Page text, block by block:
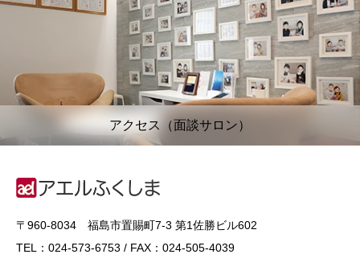
アクセス（面談サロン）
〒960-8034 福島市置賜町7-3 第1佐勝ビル602
TEL：024-573-6753 / FAX：024-505-4039